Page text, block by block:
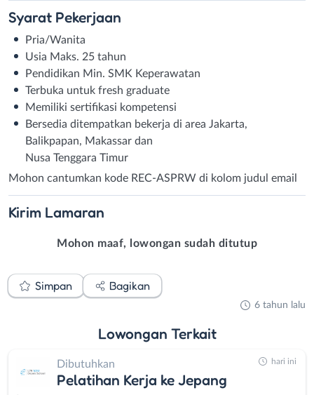
Syarat Pekerjaan
Pria/Wanita
Usia Maks. 25 tahun
Pendidikan Min. SMK Keperawatan
Terbuka untuk fresh graduate
Memiliki sertifikasi kompetensi
Bersedia ditempatkan bekerja di area Jakarta,
Balikpapan, Makassar dan
Nusa Tenggara Timur
Mohon cantumkan kode REC-ASPRW di kolom judul email
Kirim Lamaran
Mohon maaf, lowongan sudah ditutup
Simpan Bagikan
6 tahun lalu
Lowongan Terkait
Dibutuhkan
Pelatihan Kerja ke Jepang
hari ini